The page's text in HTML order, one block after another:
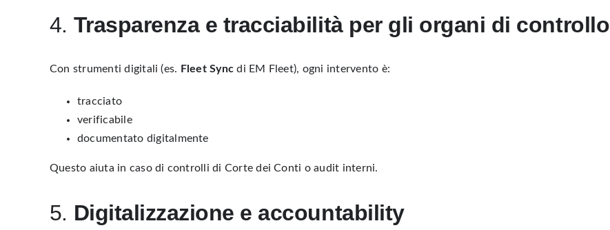
4. Trasparenza e tracciabilità per gli organi di controllo
Con strumenti digitali (es. Fleet Sync di EM Fleet), ogni intervento è:
tracciato
verificabile
documentato digitalmente
Questo aiuta in caso di controlli di Corte dei Conti o audit interni.
5. Digitalizzazione e accountability